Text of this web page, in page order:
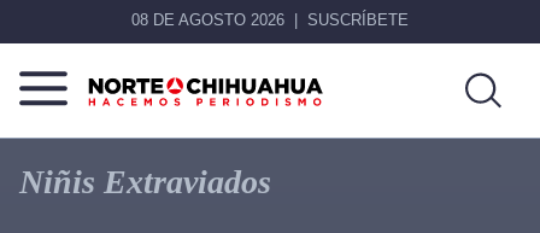
08 DE AGOSTO 2026 SUSCRÍBETE
Norte
De
Chihuahua
Más
que
noticias,
Niñis Extraviados